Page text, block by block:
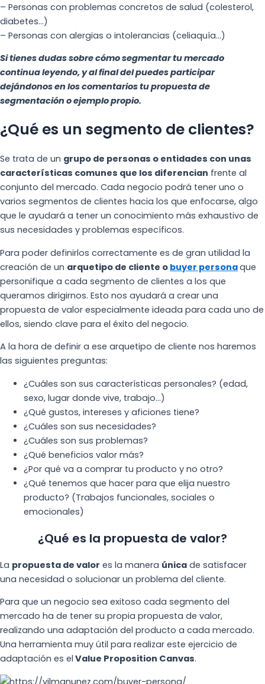
– Personas con problemas concretos de salud (colesterol,
diabetes…)
– Personas con alergias o intolerancias (celiaquía…)
Si tienes dudas sobre cómo segmentar tu mercado
continua leyendo, y al final del puedes participar
dejándonos en los comentarios tu propuesta de
segmentación o ejemplo propio.
¿Qué es un segmento de clientes?
Se trata de un grupo de personas o entidades con unas
características comunes que los diferencian frente al
conjunto del mercado. Cada negocio podrá tener uno o
varios segmentos de clientes hacia los que enfocarse, algo
que le ayudará a tener un conocimiento más exhaustivo de
sus necesidades y problemas específicos.
Para poder definirlos correctamente es de gran utilidad la
creación de un arquetipo de cliente o buyer personaque
personifique a cada segmento de clientes a los que
queramos dirigirnos. Esto nos ayudará a crear una
propuesta de valor especialmente ideada para cada uno de
ellos, siendo clave para el éxito del negocio.
A la hora de definir a ese arquetipo de cliente nos haremos
las siguientes preguntas:
¿Cuáles son sus características personales? (edad,
sexo, lugar donde vive, trabajo…)
¿Qué gustos, intereses y aficiones tiene?
¿Cuáles son sus necesidades?
¿Cuáles son sus problemas?
¿Qué beneficios valor más?
¿Por qué va a comprar tu producto y no otro?
¿Qué tenemos que hacer para que elija nuestro
producto? (Trabajos funcionales, sociales o
emocionales)
¿Qué es la propuesta de valor?
La propuesta de valor es la manera única de satisfacer
una necesidad o solucionar un problema del cliente.
Para que un negocio sea exitoso cada segmento del
mercado ha de tener su propia propuesta de valor,
realizando una adaptación del producto a cada mercado.
Una herramienta muy útil para realizar este ejercicio de
adaptación es el Value Proposition Canvas.